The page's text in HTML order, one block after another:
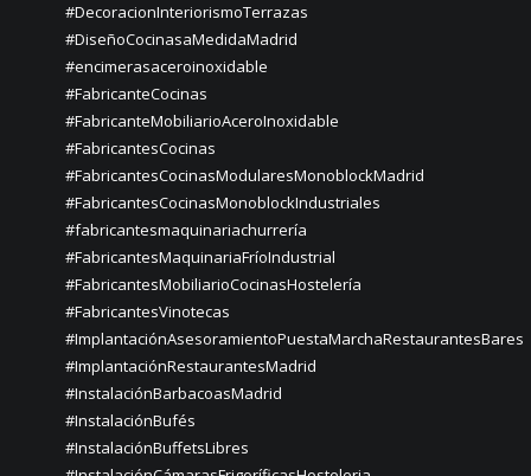
#DecoracionInteriorismoTerrazas
#DiseñoCocinasaMedidaMadrid
#encimerasaceroinoxidable
#FabricanteCocinas
#FabricanteMobiliarioAceroInoxidable
#FabricantesCocinas
#FabricantesCocinasModularesMonoblockMadrid
#FabricantesCocinasMonoblockIndustriales
#fabricantesmaquinariachurrería
#FabricantesMaquinariaFríoIndustrial
#FabricantesMobiliarioCocinasHostelería
#FabricantesVinotecas
#ImplantaciónAsesoramientoPuestaMarchaRestaurantesBares
#ImplantaciónRestaurantesMadrid
#InstalaciónBarbacoasMadrid
#InstalaciónBufés
#InstalaciónBuffetsLibres